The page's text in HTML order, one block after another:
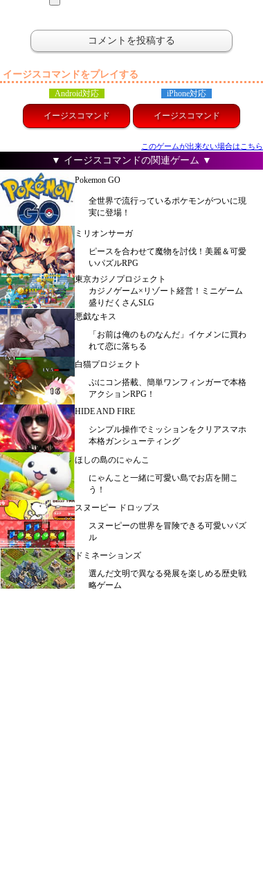
イージスコマンドをプレイする
Android対応
イージスコマンド
iPhone対応
イージスコマンド
このゲームが出来ない場合はこちら
▼ イージスコマンドの関連ゲーム ▼
Pokemon GO
全世界で流行っているポケモンがついに現
実に登場！
ミリオンサーガ
ピースを合わせて魔物を討伐！美麗＆可愛
いパズルRPG
東京カジノプロジェクト
カジノゲーム×リゾート経営！ミニゲーム
盛りだくさんSLG
悪戯なキス
「お前は俺のものなんだ」イケメンに買わ
れて恋に落ちる
白猫プロジェクト
ぷにコン搭載、簡単ワンフィンガーで本格
アクションRPG！
HIDE AND FIRE
シンプル操作でミッションをクリアスマホ
本格ガンシューティング
ほしの島のにゃんこ
にゃんこと一緒に可愛い島でお店を開こ
う！
スヌーピー ドロップス
スヌーピーの世界を冒険できる可愛いパズ
ル
ドミネーションズ
選んだ文明で異なる発展を楽しめる歴史戦
略ゲーム